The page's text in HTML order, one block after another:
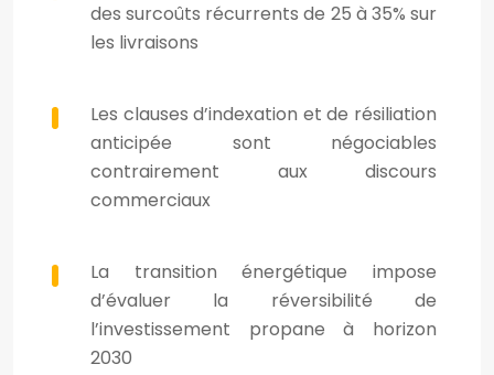
des surcoûts récurrents de 25 à 35% sur
les livraisons
Les clauses d’indexation et de résiliation
anticipée sont négociables
contrairement aux discours
commerciaux
La transition énergétique impose
d’évaluer la réversibilité de
l’investissement propane à horizon
2030